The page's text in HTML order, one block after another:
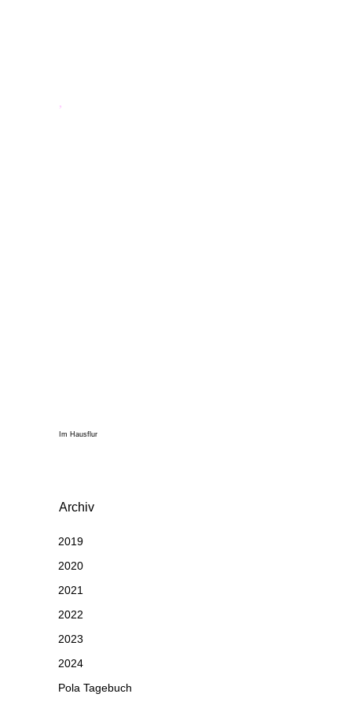
Im Hausflur
Archiv
2019
2020
2021
2022
2023
2024
Pola Tagebuch